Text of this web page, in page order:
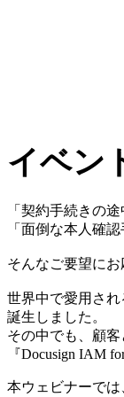
イベン
「契約手続きの
「面倒な本人確
そんなご要望にお
世界中で愛用され
誕生しました。
その中でも、顧
『Docusign IAM
本ウェビナーで